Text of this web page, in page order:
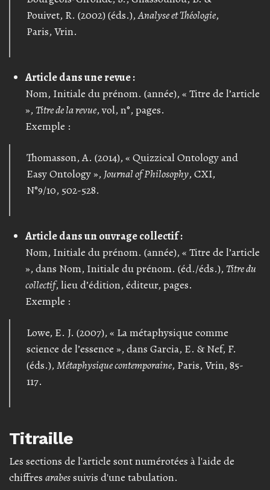
Pouivet, R. (2002) (éds.),Analyse et Théologie,
Paris, Vrin.
Article dans une revue :
Nom, Initiale du prénom. (année), « Titre de l’article
», Titre de la revue, vol, n°, pages.
Exemple :
Thomasson, A. (2014), « Quizzical Ontology and
Easy Ontology », Journal of Philosophy, CXI,
N°9/10, 502-528.
Article dans un ouvrage collectif :
Nom, Initiale du prénom. (année), « Titre de l’article
», dans Nom, Initiale du prénom. (éd./éds.), Titre du
collectif, lieu d’édition, éditeur, pages.
Exemple :
Lowe, E. J. (2007), « La métaphysique comme
science de l’essence », dans Garcia, E. & Nef, F.
(éds.), Métaphysique contemporaine, Paris, Vrin, 85-
117.
Titraille
Les sections de l'article sont numérotées à l'aide de
chiffres arabessuivis d'une tabulation.